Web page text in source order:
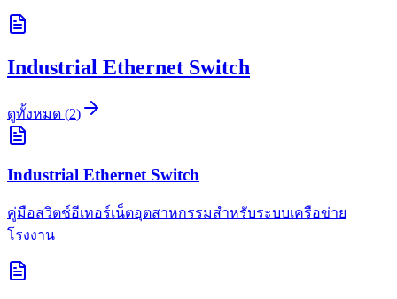
Industrial Ethernet Switch
ดูทั้งหมด (2)
Industrial Ethernet Switch
คู่มือสวิตช์อีเทอร์เน็ตอุตสาหกรรมสำหรับระบบเครือข่าย
โรงงาน